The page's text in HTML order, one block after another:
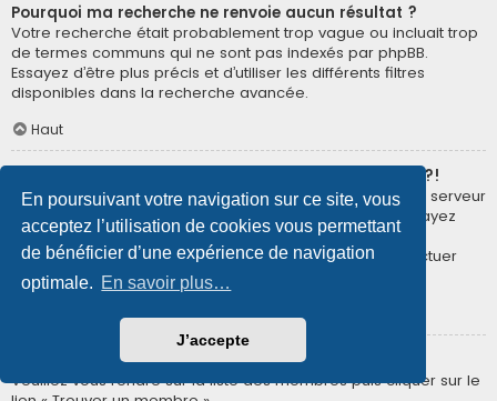
En poursuivant votre navigation sur ce site, vous
acceptez l’utilisation de cookies vous permettant
de bénéficier d’une expérience de navigation
optimale. En savoir plus…
J’accepte
Pourquoi ma recherche ne renvoie aucun résultat ?
Votre recherche était probablement trop vague ou incluait trop
de termes communs qui ne sont pas indexés par phpBB.
Essayez d’être plus précis et d’utiliser les différents filtres
disponibles dans la recherche avancée.
Haut
Pourquoi ma recherche renvoie à une page blanche ?!
Votre recherche a renvoyé trop de résultats pour que le serveur
puisse les afficher. Utilisez la recherche avancée et essayez
d’être plus précis dans les termes employés et dans la
sélection des forums dans lesquels vous souhaitez effectuer
une recherche.
Comment puis-je rechercher des membres ?
Veuillez vous rendre sur la liste des membres puis cliquer sur le